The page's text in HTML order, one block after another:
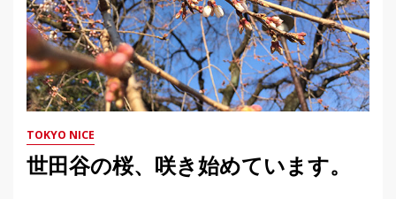
TOKYO NICE
世田谷の桜、咲き始めています。